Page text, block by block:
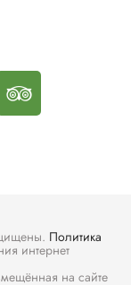
Политика
интернет
на сайте